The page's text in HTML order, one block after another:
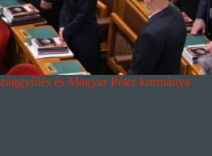
és Magyar Péter kormánya